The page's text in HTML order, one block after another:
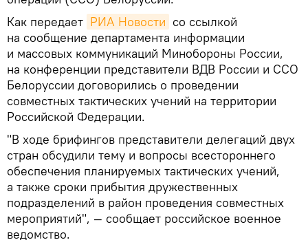
Как передает РИА Новости со ссылкой
на сообщение департамента информации
и массовых коммуникаций Минобороны России,
на конференции представители ВДВ России и ССО
Белоруссии договорились о проведении
совместных тактических учений на территории
Российской Федерации.
"В ходе брифингов представители делегаций двух
стран обсудили тему и вопросы всестороннего
обеспечения планируемых тактических учений,
а также сроки прибытия дружественных
подразделений в район проведения совместных
мероприятий", — сообщает российское военное
ведомство.